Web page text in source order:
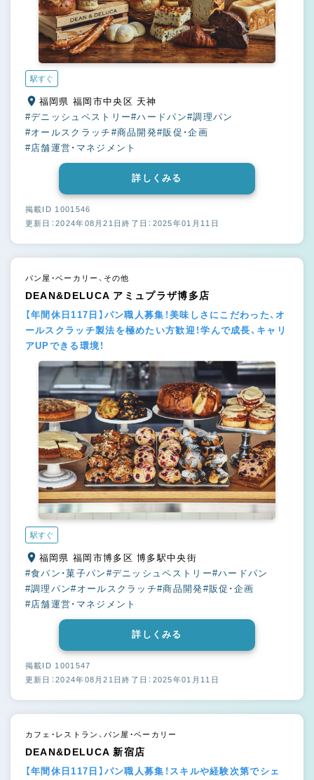
駅すぐ
福岡県 福岡市中央区 天神
#デニッシュペストリー#ハードパン#調理パン
#オールスクラッチ #商品開発#販促・企画
#店舗運営・マネジメント
詳しくみる
掲載ID 1001546
更新日：2024年08月21日終了日：2025年01月11日
パン屋・ベーカリー、その他
DEAN&DELUCA アミュプラザ博多店
【年間休日117日】パン職人募集！美味しさにこだわった、オ
ールスクラッチ製法を極めたい方歓迎！学んで成長、キャリ
アUPできる環境！
駅すぐ
福岡県 福岡市博多区 博多駅中央街
#食パン・菓子パン #デニッシュペストリー#ハードパン
#調理パン#オールスクラッチ#商品開発#販促・企画
#店舗運営・マネジメント
詳しくみる
掲載ID 1001547
更新日：2024年08月21日終了日：2025年01月11日
カフェ・レストラン、パン屋・ベーカリー
DEAN&DELUCA 新宿店
【年間休日117日】パン職人募集！スキルや経験次第でシェ